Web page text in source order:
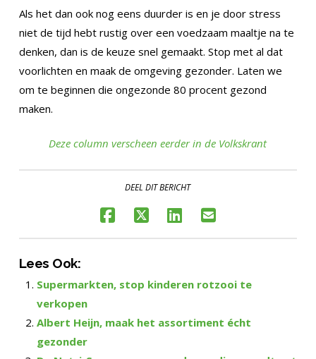
Als het dan ook nog eens duurder is en je door stress
niet de tijd hebt rustig over een voedzaam maaltje na te
denken, dan is de keuze snel gemaakt. Stop met al dat
voorlichten en maak de omgeving gezonder. Laten we
om te beginnen die ongezonde 80 procent gezond
maken.
Deze column verscheen eerder in de Volkskrant
DEEL DIT BERICHT
Lees Ook:
Supermarkten, stop kinderen rotzooi te
verkopen
Albert Heijn, maak het assortiment écht
gezonder